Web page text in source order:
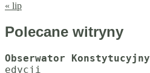
« lip
Polecane witryny
Obserwator Konstytucyjny